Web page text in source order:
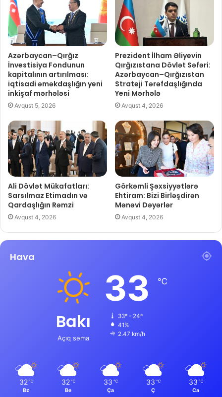
Azərbaycan–Qırğız
İnvestisiya Fondunun
kapitalının artırılması:
iqtisadi əməkdaşlığın yeni
inkişaf mərhələsi
Avqust 5, 2026
Prezident İlham Əliyevin
Qırğızıstana Dövlət Səfəri:
Azərbaycan–Qırğızıstan
Strateji Tərəfdaşlığında
Yeni Mərhələ
Avqust 4, 2026
Ali Dövlət Mükafatları:
Sarsılmaz Etimadın və
Qardaşlığın Rəmzi
Avqust 4, 2026
Görkəmli Şəxsiyyətlərə
Ehtiram: Bizi Birləşdirən
Mənəvi Dəyərlər
Avqust 4, 2026
Hava
Bakı
Açıq səma
33 ℃
33º - 24º
41%
2.47 km/h
32 ℃
Bz
32 ℃
Be
33 ℃
Ça
33 ℃
Ç
33 ℃
Ca